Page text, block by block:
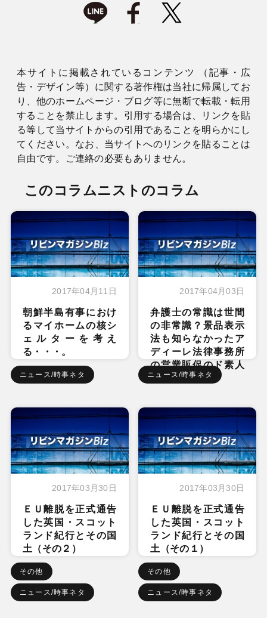
本サイトに掲載されているコンテンツ （記事・広
告・デザイン等）に関する著作権は当社に帰属してお
り、他のホームページ・ブログ等に無断で転載・転用
することを禁止します。引用する場合は、リンクを貼
る等して当サイトからの引用であることを明らかにし
てください。なお、当サイトへのリンクを貼ることは
自由です。ご連絡の必要もありません。
このコラムニストのコラム
2017年04月11日
朝鮮半島有事におけ
るマイホームの核シ
ェルターを考え
る・・・。
ニュース/時事ネタ
2017年04月03日
弁護士の常識は世間
の非常識？景品表示
法も知らなかったア
ディーレ法律事務所
の営業販促のド素人
ぶり
ニュース/時事ネタ
2017年03月30日
ＥＵ離脱を正式通告
した英国・スコット
ランド紀行とその国
土（その２）
その他
ニュース/時事ネタ
2017年03月30日
ＥＵ離脱を正式通告
した英国・スコット
ランド紀行とその国
土（その１）
その他
ニュース/時事ネタ